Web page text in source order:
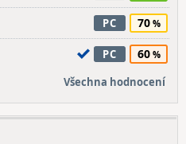
PC 70
PC 60
Všechna hodnocení